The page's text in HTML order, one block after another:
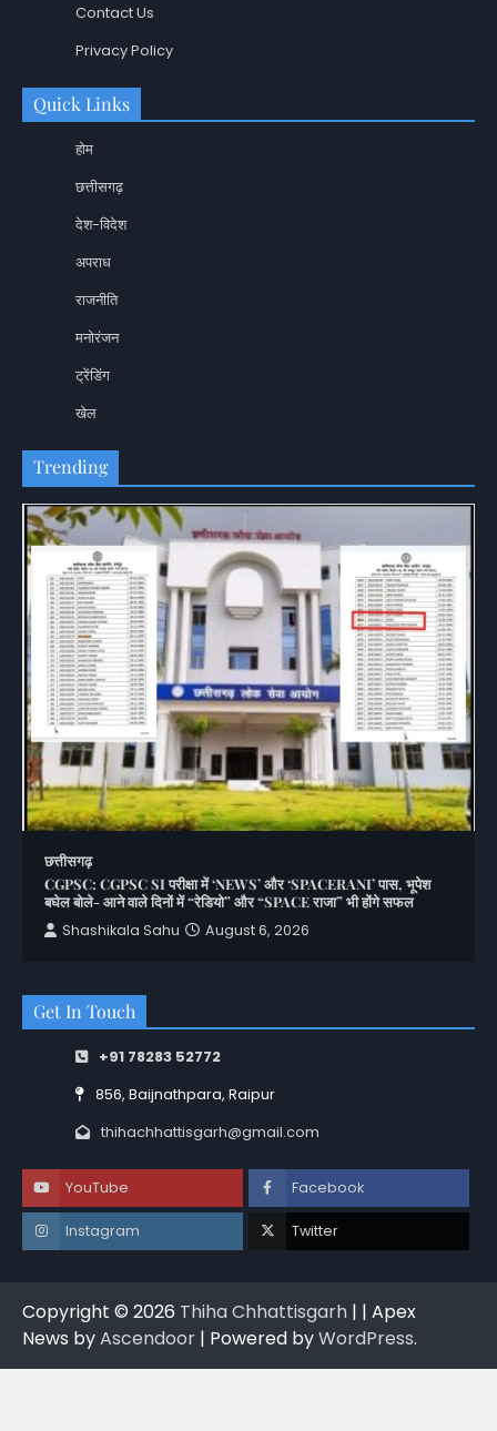
Contact Us
Privacy Policy
Quick Links
होम
छत्तीसगढ़
देश-विदेश
अपराध
राजनीति
मनोरंजन
ट्रेंडिंग
खेल
Trending
छत्तीसगढ़
CGPSC: CGPSC SI परीक्षा में ‘NEWS’ और ‘SPACERANI’ पास, भूपेश
बघेल बोले- आने वाले दिनों में “रेडियो” और “SPACE राजा” भी होंगे सफल
Shashikala Sahu
August 6, 2026
Get In Touch
+91 78283 52772
856, Baijnathpara, Raipur
thihachhattisgarh@gmail.com
YouTube Facebook
Instagram Twitter
Copyright © 2026 Thiha Chhattisgarh | | Apex
News byAscendoor | Powered byWordPress.